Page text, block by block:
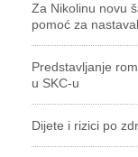
Za Nikolinu novu
pomoć za
Predstavljanje
u SKC-u
Dijete i rizici po